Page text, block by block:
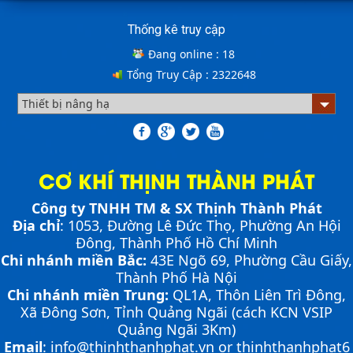
ƯU ĐIỂM CỦA SÀN NÂNG THỦY LỰC NHỎ -
MINI DOCK LEVELLER
NHỮNG THIẾT BỊ CHUYÊN DỤNG TRONG
VẬN HÀNH KHO VẬN
PHƯƠNG PHÁP DI CHUYỂN CẦU XE NÂNG
CONTAINER
Cầu xe nâng là cầu nối tạo độ dốc để xe nâng có thể di
chuyển từ mặt đất lên container nhằm đóng và rút
PHƯƠNG PHÁP ĐÓNG HÀNG LÊN
CONTAINER
Chia sẻ bí quyết và phương pháp đóng hàng lên
container một cách hiệu quả nhất
Cầu container - Giải pháp nâng dỡ hàng
container an toàn, hiệu quả
Cầu xe nâng tên tiếng anh là gì? | Cầu xe nâng
THỊNH THÀNH PHÁT
Thống kê truy cập
Đang online : 18
Tổng Truy Cập : 2322648
CƠ KHÍ THỊNH THÀNH PHÁT
Công ty TNHH TM & SX Thịnh Thành Phát
Địa chỉ: 1053, Đường Lê Đức Thọ, Phường An Hội
Đông, Thành Phố Hồ Chí Minh
Chi nhánh miền Bắc: 43E Ngõ 69, Phường Cầu Giấy,
Thành Phố Hà Nội
Chi nhánh miền Trung: QL1A, Thôn Liên Trì Đông,
Xã Đông Sơn, Tỉnh Quảng Ngãi (cách KCN VSIP
Quảng Ngãi 3Km)
Email: info@thinhthanhphat.vn or thinhthanhphat6